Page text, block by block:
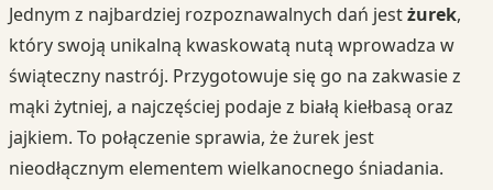
Jednym z najbardziej rozpoznawalnych dań jestżurek,
który swoją unikalną kwaskowatą nutą wprowadza w
świąteczny nastrój. Przygotowuje się go na zakwasie z
mąki żytniej, a najczęściej podaje z białą kiełbasą oraz
jajkiem. To połączenie sprawia, że żurek jest
nieodłącznym elementem wielkanocnego śniadania.